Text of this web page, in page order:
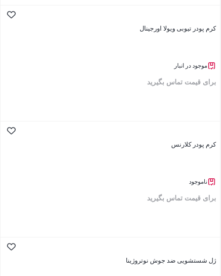
کرم پودر تیوبی ویولا اورجینال
موجود در انبار
برای قیمت تماس بگیرید
کرم پودر کلارنس
ناموجود
برای قیمت تماس بگیرید
ژل شستشویی ضد جوش نوتروژینا